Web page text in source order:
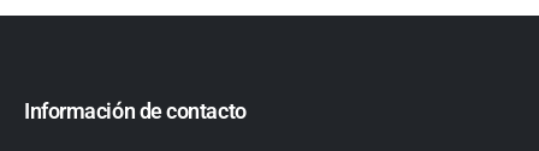
Información de contacto